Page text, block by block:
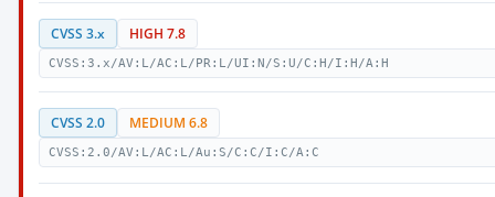
CVSS 3.x HIGH 7.8
CVSS:3.x/AV:L/AC:L/PR:L/UI:N/S:U/C:H/I:H/A:H
CVSS 2.0 MEDIUM 6.8
CVSS:2.0/AV:L/AC:L/Au:S/C:C/I:C/A:C